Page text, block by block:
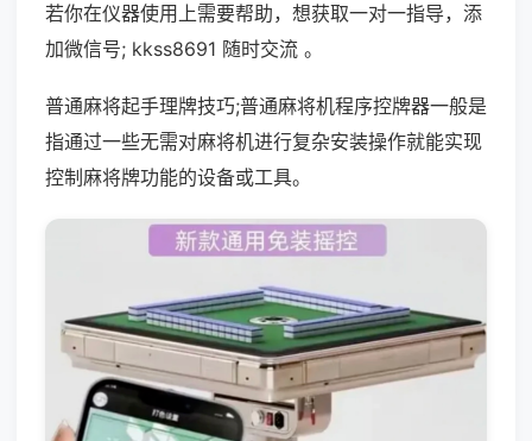
若你在仪器使用上需要帮助，想获取一对一指导，添
加微信号; kkss8691 随时交流 。
普通麻将起手理牌技巧;普通麻将机程序控牌器一般是
指通过一些无需对麻将机进行复杂安装操作就能实现
控制麻将牌功能的设备或工具。